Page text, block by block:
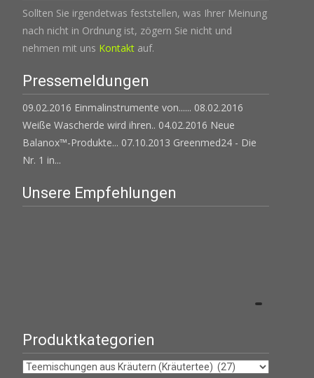
Sollten Sie irgendetwas feststellen, was Ihrer Meinung
nach nicht in Ordnung ist, zögern Sie nicht und
nehmen mit uns Kontakt auf.
Pressemeldungen
09.02.2016 Einmalinstrumente von...... 08.02.2016
Weiße Wascherde wird ihren.. 04.02.2016 Neue
Balanox™-Produkte... 07.10.2013 Greenmed24 - Die
Nr. 1 in...
Unsere Empfehlungen
Produktkategorien